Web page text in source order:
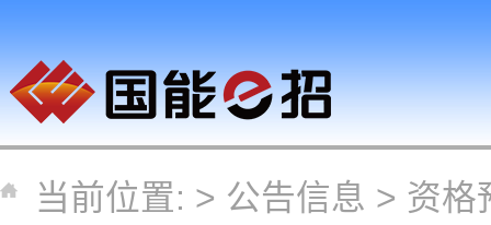
当前位置: > 公告信息 > 资格